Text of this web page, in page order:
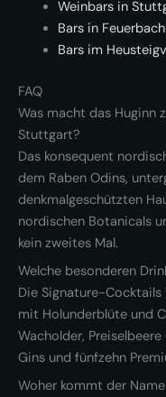
Weinbars in
Bars in Feuerbach
Bars im
FAQ
Was macht das Huginn
Stuttgart?
Das konsequent
dem Raben Odins,
denkmalgeschützten
nordischen Botanicals
kein zweites Mal.
Welche besonderen
Die Signature-Cocktails
mit Holunderblüte und
Wacholder,
Gins und fünfzehn
Woher kommt der